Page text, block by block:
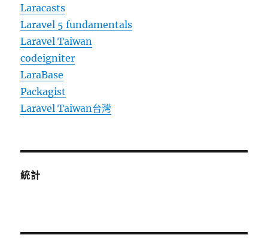
Laracasts
Laravel 5 fundamentals
Laravel Taiwan
codeigniter
LaraBase
Packagist
Laravel Taiwan台灣
統計